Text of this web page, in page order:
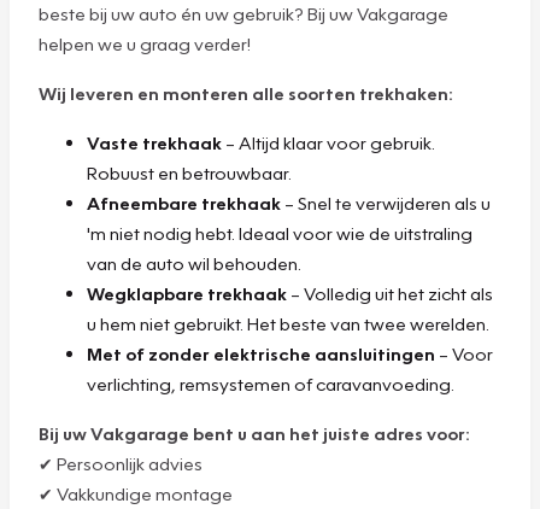
beste bij uw auto én uw gebruik? Bij uw Vakgarage
helpen we u graag verder!
Wij leveren en monteren alle soorten trekhaken:
Vaste trekhaak – Altijd klaar voor gebruik.
Robuust en betrouwbaar.
Afneembare trekhaak – Snel te verwijderen als u
'm niet nodig hebt. Ideaal voor wie de uitstraling
van de auto wil behouden.
Wegklapbare trekhaak – Volledig uit het zicht als
u hem niet gebruikt. Het beste van twee werelden.
Met of zonder elektrische aansluitingen – Voor
verlichting, remsystemen of caravanvoeding.
Bij uw Vakgarage bent u aan het juiste adres voor:
✔ Persoonlijk advies
✔ Vakkundige montage